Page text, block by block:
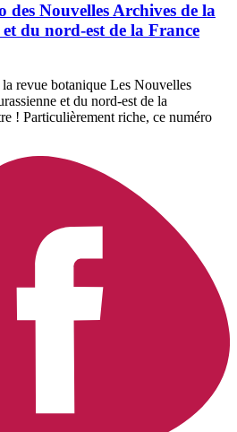
des Nouvelles Archives de la
du nord-est de la France
revue botanique Les Nouvelles
et du nord-est de la
! Particulièrement riche, ce numéro